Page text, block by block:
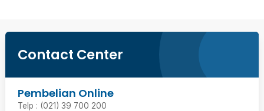
Contact Center
Pembelian Online
Telp : (021) 39 700 200